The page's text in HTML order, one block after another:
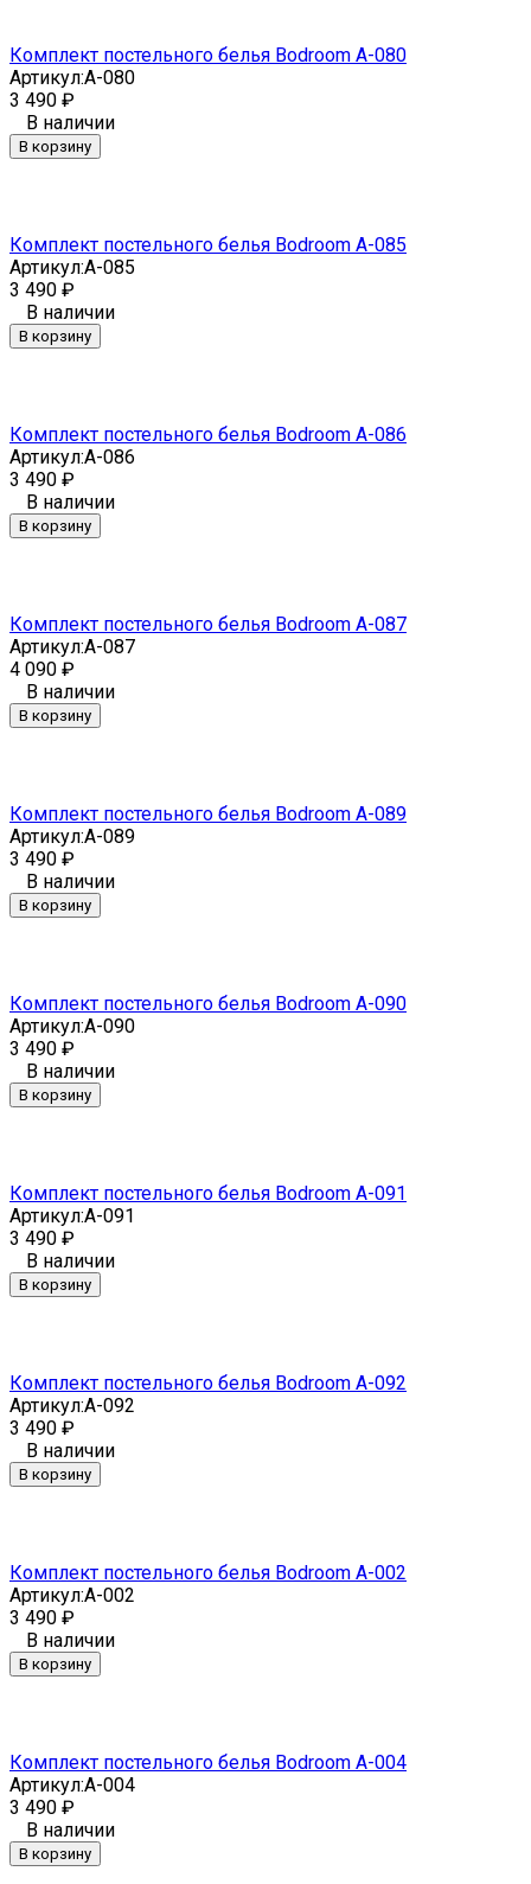
Комплект постельного белья Bodroom A-080
Артикул:A-080
3 490 ₽
В наличии
В корзину
Комплект постельного белья Bodroom A-085
Артикул:A-085
3 490 ₽
В наличии
В корзину
Комплект постельного белья Bodroom A-086
Артикул:A-086
3 490 ₽
В наличии
В корзину
Комплект постельного белья Bodroom A-087
Артикул:A-087
4 090 ₽
В наличии
В корзину
Комплект постельного белья Bodroom A-089
Артикул:A-089
3 490 ₽
В наличии
В корзину
Комплект постельного белья Bodroom A-090
Артикул:A-090
3 490 ₽
В наличии
В корзину
Комплект постельного белья Bodroom A-091
Артикул:A-091
3 490 ₽
В наличии
В корзину
Комплект постельного белья Bodroom A-092
Артикул:A-092
3 490 ₽
В наличии
В корзину
Комплект постельного белья Bodroom A-002
Артикул:A-002
3 490 ₽
В наличии
В корзину
Комплект постельного белья Bodroom A-004
Артикул:A-004
3 490 ₽
В наличии
В корзину